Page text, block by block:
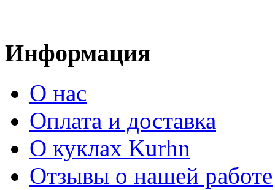
Информация
О нас
Оплата и доставка
О куклах Kurhn
Отзывы о нашей работе